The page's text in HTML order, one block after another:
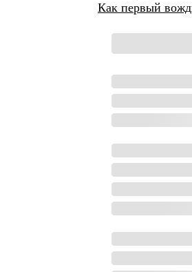
Как первый